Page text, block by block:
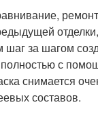
за шагом
с
снимается
составов.